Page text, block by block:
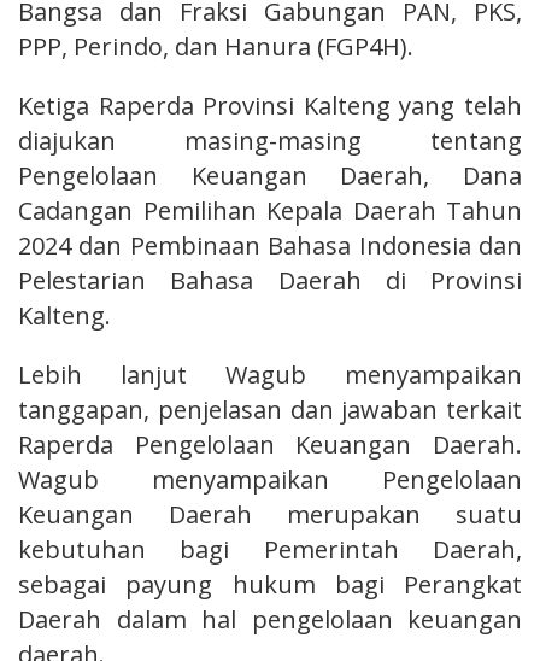
Bangsa dan Fraksi Gabungan PAN, PKS,
PPP, Perindo, dan Hanura (FGP4H).
Ketiga Raperda Provinsi Kalteng yang telah
diajukan masing-­masing tentang
Pengelolaan Keuangan Daerah, Dana
Cadangan Pemilihan Kepala Daerah Tahun
2024 dan Pembinaan Bahasa Indonesia dan
Pelestarian Bahasa Daerah di Provinsi
Kalteng.
Lebih lanjut Wagub menyampaikan
tanggapan, penjelasan dan jawaban terkait
Raperda Pengelolaan Keuangan Daerah.
Wagub menyampaikan Pengelolaan
Keuangan Daerah merupakan suatu
kebutuhan bagi Pemerintah Daerah,
sebagai payung hukum bagi Perangkat
Daerah dalam hal pengelolaan keuangan
daerah.